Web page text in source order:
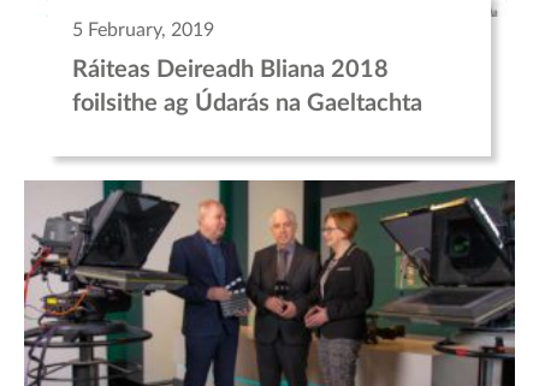
5 February, 2019
Ráiteas Deireadh Bliana 2018
foilsithe ag Údarás na Gaeltachta